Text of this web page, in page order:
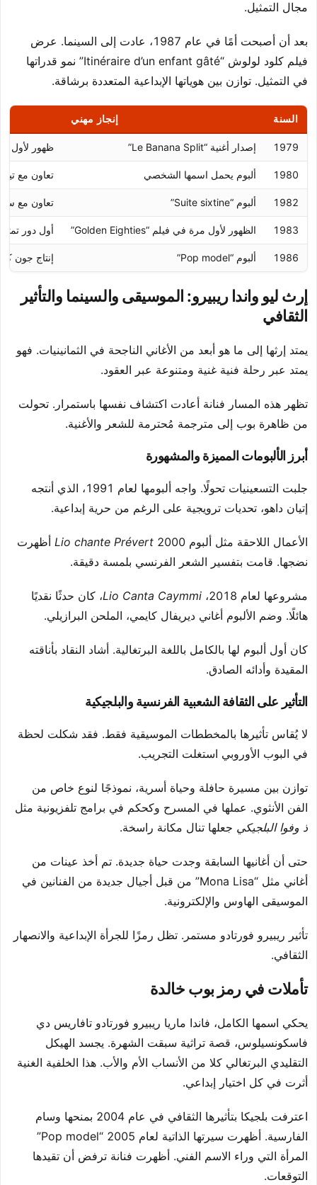
مجال التمثيل.
بعد أن أصبحت أمًا في عام 1987، عادت إلى السينما. عرض
فيلم كلود لولوش “Itinéraire d’un enfant gâté” نمو قدراتها
في التمثيل. توازن بين هوياتها الإبداعية المتعددة برشاقة.
السنة إنجاز مهني
1979 إصدار أغنية “Le Banana Split” ظهور لأول
1980 ألبوم يحمل اسمها الشخصي تعاون مع
1982 ألبوم “Suite sixtine” تعاون مع
1983 الظهور لأول مرة في فيلم “Golden Eighties” أول دور
1986 ألبوم “Pop model” إنتاج جون
إرث ليو واندا ريبيرو: الموسيقى والسينما والتأثير
الثقافي
يمتد إرثها إلى ما هو أبعد من الأغاني الناجحة في الثمانينيات. فهو
يمتد عبر رحلة فنية غنية ومتنوعة عبر العقود.
تظهر هذه المسار فنانة أعادت اكتشاف نفسها باستمرار. تحولت
من ظاهرة بوب إلى مترجمة مُحترمة للشعر والأغنية.
أبرز الألبومات المميزة والمشهورة
جلبت التسعينيات تحولًا. واجه ألبومها لعام 1991، الذي أنتجه
إتيان داهو، تحديات ترويجية على الرغم من حرية إبداعية.
الأعمال اللاحقة مثل ألبوم 2000 Lio chante Prévert أظهرت
نضجها. قامت بتفسير الشعر الفرنسي بلمسة دقيقة.
مشروعها لعام 2018، Lio Canta Caymmi، كان حدثًا نقديًا
هائلًا. وضم الألبوم أغاني ديريفال كايمي، الملحن البرازيلي.
كان أول ألبوم لها بالكامل باللغة البرتغالية. أشاد النقاد بأناقته
المقيدة وأدائه الصادق.
التأثير على الثقافة الشعبية الفرنسية والبلجيكية
لا يُقاس تأثيرها بالمخططات الموسيقية فقط. فقد شكلت لحظة
في البوب الأوروبي استغلت التجريب.
توازن بين مسيرة حافلة وحياة أسرية، نموذجًا لنوع خاص من
الفن الأنثوي. عملها في المسرح وكحكم في برامج تلفزيونية مثل
ذ وفوا البلجيكي جعلها تنال مكانة راسخة.
حتى أن أغانيها السابقة وجدت حياة جديدة. تم أخذ عينات من
أغاني مثل “Mona Lisa” من قبل أجيال جديدة من الفنانين في
الموسيقى الهاوس والإلكترونية.
تأثير ريبيرو فورتادو مستمر. تظل رمزًا للجرأة الإبداعية والانصهار
الثقافي.
تأملات في رمز بوب خالدة
يحكي اسمها الكامل، فاندا ماريا ريبيرو فورتادو تافاريس دي
فاسكونسيلوس، قصة تراثية سبقت الشهرة. يجسد الهيكل
التقليدي البرتغالي كلا من الأنساب الأم والأب. هذا الخلفية الغنية
أثرت في كل اختيار إبداعي.
اعترفت بلجيكا بتأثيرها الثقافي في عام 2004 بمنحها وسام
الفارسية. أظهرت سيرتها الذاتية لعام 2005 “Pop model”
المرأة التي وراء الاسم الفني. أظهرت فنانة ترفض أن تقيدها
التوقعات.